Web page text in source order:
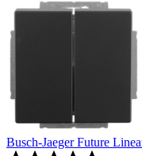
Busch-Jaeger Future